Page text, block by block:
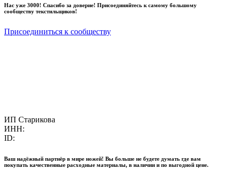
Нас уже 3000! Спасибо за доверие! Присоединяйтесь к самому большому
сообществу текстильщиков!
Присоединиться к сообществу
ИП Старикова
ИНН:
ID:
Ваш надёжный партнёр в мире ножей! Вы больше не будете думать где вам
покупать качественные расходные материалы, в наличии и по выгодной цене.